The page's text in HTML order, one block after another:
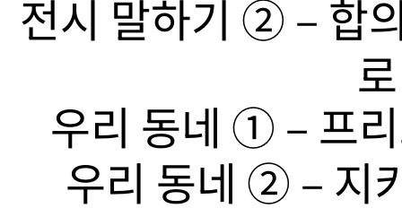
전시 말하기 ➁ – 합
우리 동네 ➀ – 프
우리 동네 ➁ – 지